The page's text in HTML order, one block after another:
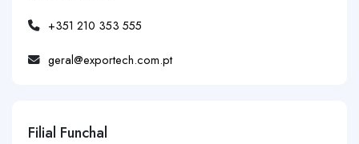
+351 210 353 555
geral@exportech.com.pt
Filial Funchal